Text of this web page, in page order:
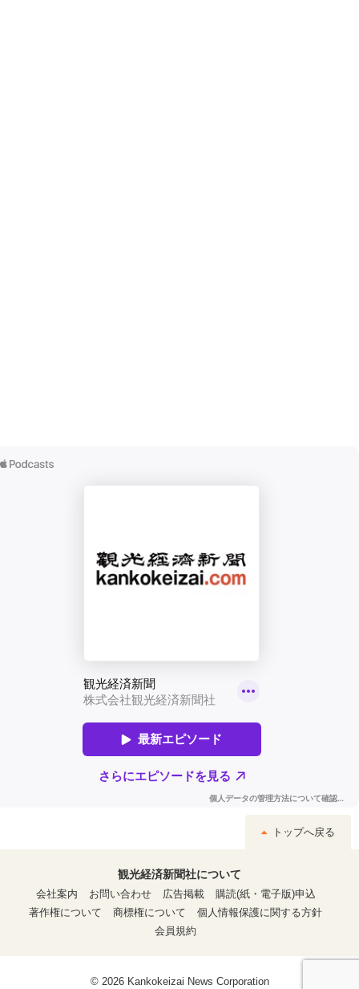
トップへ戻る
観光経済新聞社について
会社案内
お問い合わせ 広告掲載
購読(紙・電子版)申込
著作権について
商標権について
個人情報保護に関する方針
会員規約
© 2026 Kankokeizai News Corporation